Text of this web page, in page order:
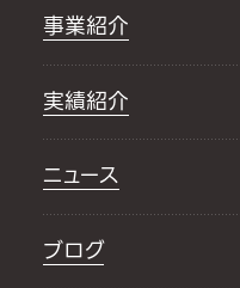
事業紹介
実績紹介
ニュース
ブログ